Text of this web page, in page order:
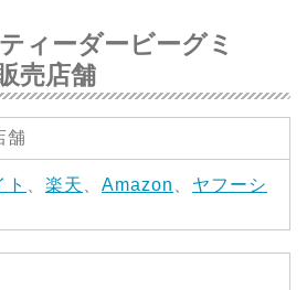
ィーダービーグミ
売店舗
舗
ト 楽天 Amazon
ヤフーシ